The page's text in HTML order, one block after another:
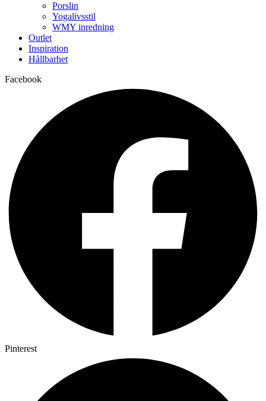
Porslin
Yogalivsstil
WMY inredning
Outlet
Inspiration
Hållbarhet
Facebook
Pinterest